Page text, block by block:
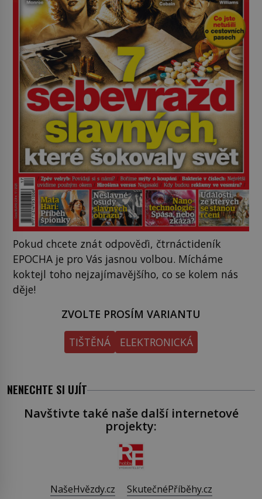
Pokud chcete znát odpověďi, čtrnáctideník
EPOCHA je pro Vás jasnou volbou. Mícháme
koktejl toho nejzajímavějšího, co se kolem nás
děje!
ZVOLTE PROSÍM VARIANTU
TIŠTĚNÁ
ELEKTRONICKÁ
NENECHTE SI UJÍT
Navštivte také naše další internetové
projekty:
NašeHvězdy.cz SkutečnéPříběhy.cz